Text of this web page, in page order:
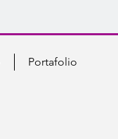
Portafolio